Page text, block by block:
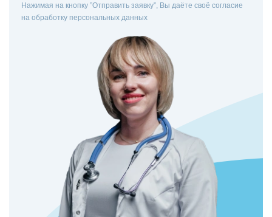
Нажимая на кнопку ”Отправить заявку”, Вы даёте своё согласие
на обработку персональных данных